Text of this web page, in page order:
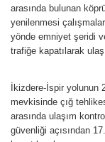
arasında bulunan
yenilenmesi
yönde emniyet şeridi
trafiğe kapatılarak
İkizdere-İspir yolunun
mevkisinde çığ
arasında ulaşım
güvenliği açısından